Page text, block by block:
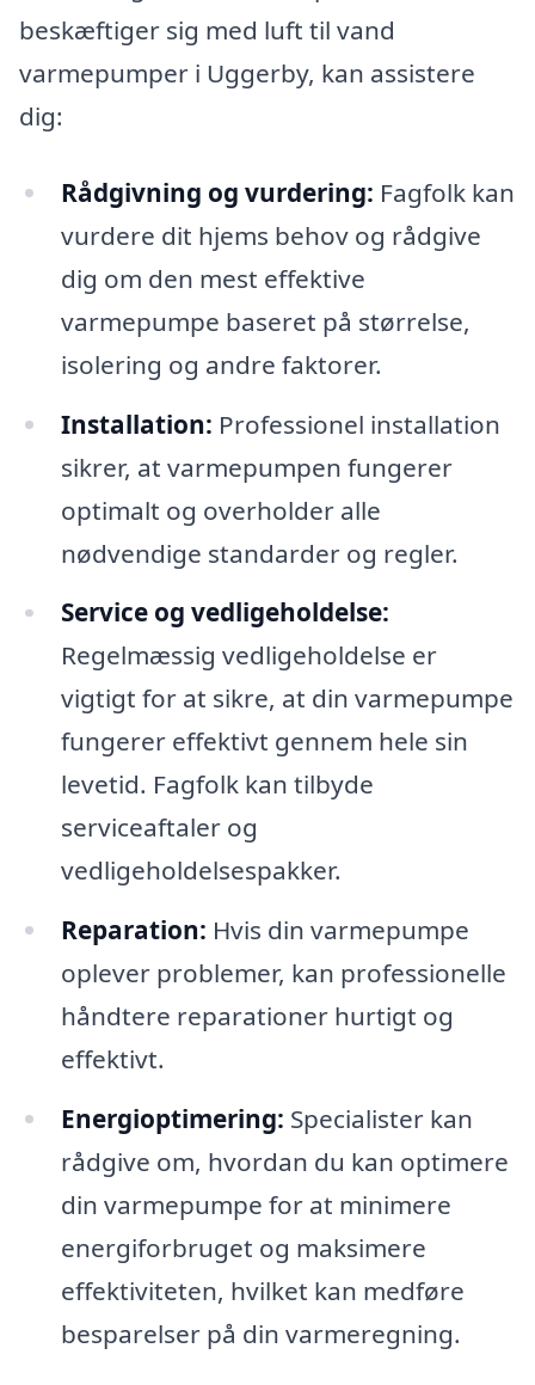
beskæftiger sig med luft til vand
varmepumper i Uggerby, kan assistere
dig:
Rådgivning og vurdering: Fagfolk kan
vurdere dit hjems behov og rådgive
dig om den mest effektive
varmepumpe baseret på størrelse,
isolering og andre faktorer.
Installation: Professionel installation
sikrer, at varmepumpen fungerer
optimalt og overholder alle
nødvendige standarder og regler.
Service og vedligeholdelse:
Regelmæssig vedligeholdelse er
vigtigt for at sikre, at din varmepumpe
fungerer effektivt gennem hele sin
levetid. Fagfolk kan tilbyde
serviceaftaler og
vedligeholdelsespakker.
Reparation: Hvis din varmepumpe
oplever problemer, kan professionelle
håndtere reparationer hurtigt og
effektivt.
Energioptimering: Specialister kan
rådgive om, hvordan du kan optimere
din varmepumpe for at minimere
energiforbruget og maksimere
effektiviteten, hvilket kan medføre
besparelser på din varmeregning.